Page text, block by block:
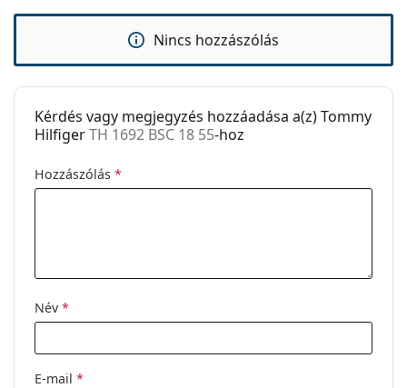
Nem
Kiegészítők
Tok:
Igen
Tisztítókendő:
Igen
Nem:
Kód:
Nincs hozzászólás
Kérdés vagy megjegyzés hozzáadása a(z) Tommy
HilfigerTH 1692 BSC 18 55-hoz
Hozzászólás *
Név *
E-mail *